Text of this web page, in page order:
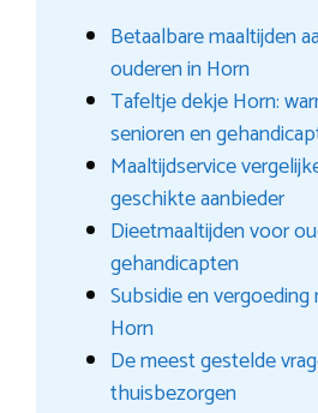
Betaalbare maaltijden
ouderen in Horn
Tafeltje dekje Horn:
senioren en
Maaltijdservice
geschikte aanbieder
Dieetmaaltijden voor
gehandicapten
Subsidie en
Horn
De meest gestelde
thuisbezorgen